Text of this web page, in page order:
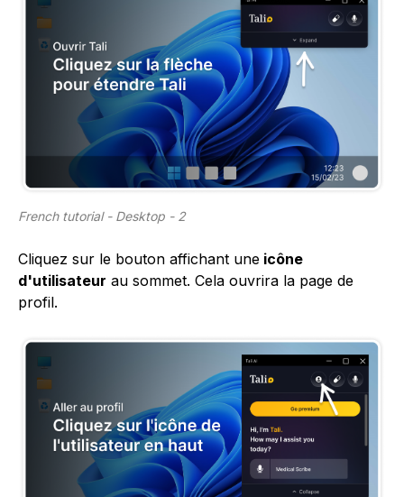
French tutorial - Desktop - 2
Cliquez sur le bouton affichant une icône
d'utilisateur au sommet. Cela ouvrira la page de
profil.